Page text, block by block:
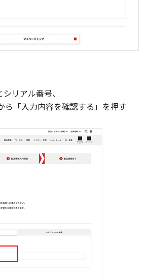
リアル番号、
ら「入力内容を確認する」を押す